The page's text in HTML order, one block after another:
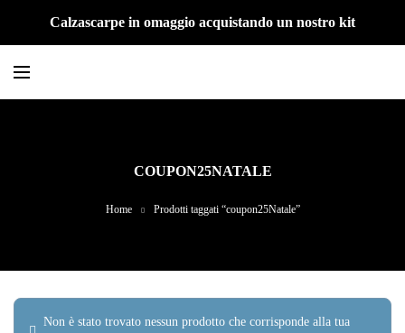
Calzascarpe in omaggio acquistando un nostro kit
COUPON25NATALE
Home Prodotti taggati “coupon25Natale”
Non è stato trovato nessun prodotto che corrisponde alla tua